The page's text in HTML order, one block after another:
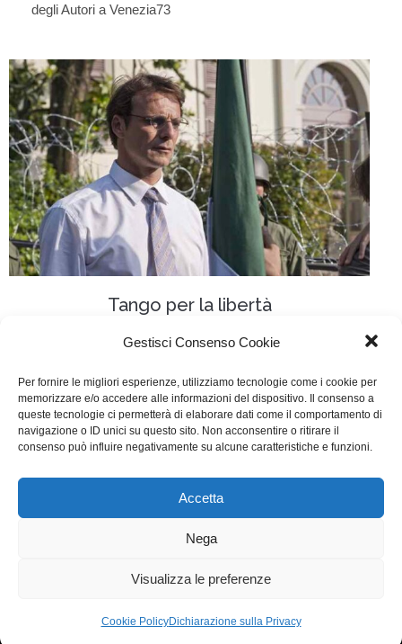
Gestisci Consenso Cookie
Per fornire le migliori esperienze, utilizziamo tecnologie come i cookie per
memorizzare e/o accedere alle informazioni del dispositivo. Il consenso a
queste tecnologie ci permetterà di elaborare dati come il comportamento di
navigazione o ID unici su questo sito. Non acconsentire o ritirare il
consenso può influire negativamente su alcune caratteristiche e funzioni.
Accetta
Nega
Visualizza le preferenze
Cookie PolicyDichiarazione sulla Privacy
degli Autori a Venezia73
Tango per la libertà
Fabrizia Midulla 12 Gennaio 2016
Scritto da Nicola Lusuardi, Francesco Scardamaglia,
Andrea Porporati, Eleonora Cimpanelli, Antonio
Manca, Alberto Negrin
+39 347 2461036
WGItalia
Cookie & Privacy Policy